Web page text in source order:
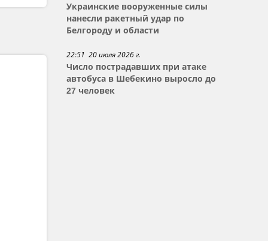
Украинские вооруженные силы
нанесли ракетный удар по
Белгороду и области
22:51 20 июля 2026 г.
Число пострадавших при атаке
автобуса в Шебекино выросло до
27 человек